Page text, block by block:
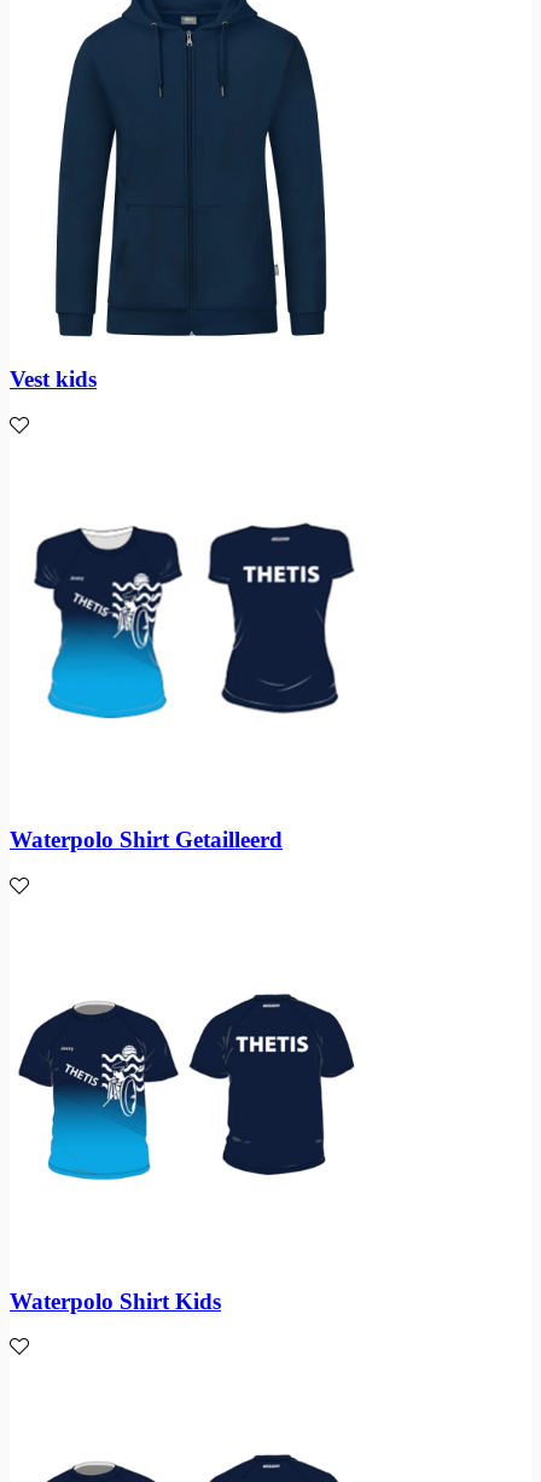
Vest kids
Waterpolo Shirt Getailleerd
Waterpolo Shirt Kids